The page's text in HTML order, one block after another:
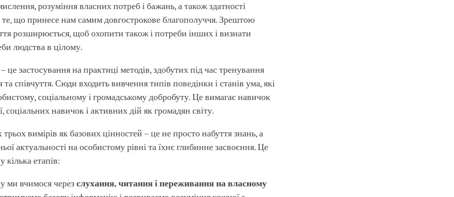
розуміння власних потреб і бажань, а також здатності
те, що принесе нам самим довгострокове благополуччя. Зрештою
розширюється, щоб охопити також і потреби інших і визнати
людства в цілому.
– це застосування на практиці методів, здобутих під час тренування
та співчуття. Сюди входить вивчення типів поведінки і станів ума, які
соціальному і громадському добробуту. Це вимагає навичок
соціальних навичок і активних дій як громадян світу.
вимірів як базових цінностей – це не просто набуття знань, а
актуальності на особистому рівні та їхнє глибинне засвоєння. Це
кілька етапів:
ми вчимося черезслухання, читання і переживання на власному